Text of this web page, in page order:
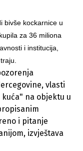
bivše kockarnice u
za 36 miliona
i institucija,
vlasti
na objektu u
i pitanje
izvještava